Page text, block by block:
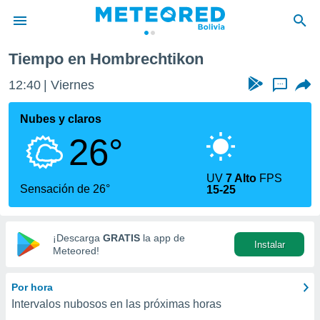
de
ha
calidad.
a este
las
y
digital
basada
Tiempo en Hombrechtikon
12:40 Viernes ...
Nubes y claros
26°
Sensación de 26°
UV7 Alto FPS
15-25
¡Descarga GRATIS la app de
Meteored!
Instalar
Por hora
Intervalos nubosos en las próximas horas